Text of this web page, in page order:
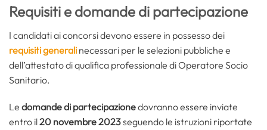
Requisiti e domande di partecipazione
I candidati ai concorsi devono essere in possesso dei
requisiti generali necessari per le selezioni pubbliche e
dell’attestato di qualifica professionale di Operatore Socio
Sanitario.
Le domande di partecipazionedovranno essere inviate
entro il20 novembre 2023seguendo le istruzioni riportate